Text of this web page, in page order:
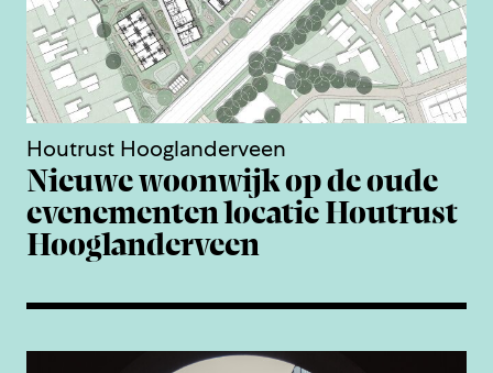
Houtrust Hooglanderveen
Nieuwe woonwijk op de oude
evenementen locatie Houtrust
Hooglanderveen